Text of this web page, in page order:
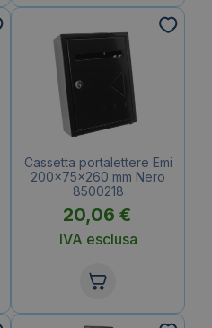
Cassetta portalettere Emi
200x75x260 mm Nero
8500218
20,06 €
IVA esclusa